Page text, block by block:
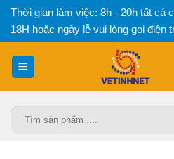
Bỏ
qua
nội
dung
Thời gian làm việc: 8h - 20h tất cả
18H hoặc ngày lễ vui lòng gọi điện